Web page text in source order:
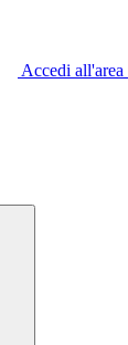
Accedi all'area